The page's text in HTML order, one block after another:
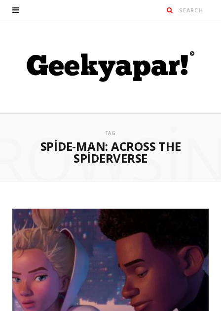
TAG
SPIDE-MAN: ACROSS THE
SPIDERVERSE